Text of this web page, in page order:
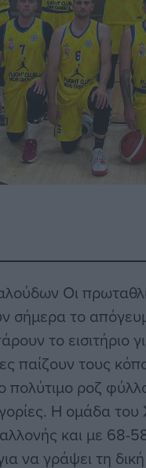
Οι
σήμερα το
το εισιτήριο
παίζουν τους
πολύτιμο ροζ
Η ομάδα
και με 68-
να γράψει τη